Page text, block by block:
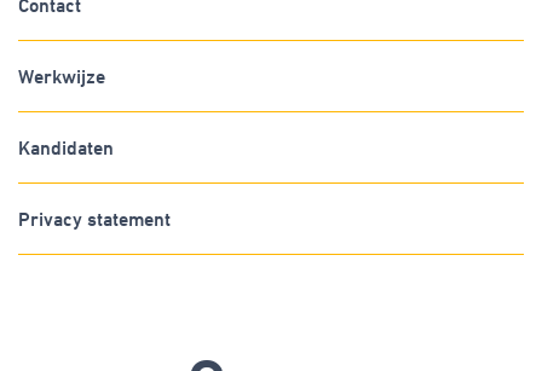
Contact
Werkwijze
Kandidaten
Privacy statement